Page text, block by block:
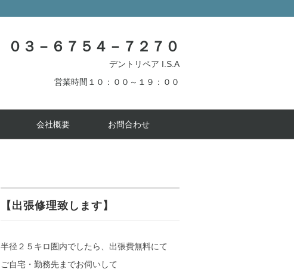
０３－６７５４－７２７０
デントリペア I.S.A
営業時間１０：００～１９：００
会社概要 お問合わせ
【出張修理致します】
半径２５キロ圏内でしたら、出張費無料にて
ご自宅・勤務先までお伺いして